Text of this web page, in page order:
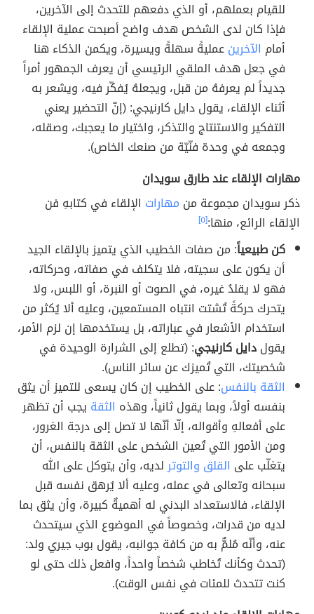
للقيام بعملهم، أو الذي دفعهم للتحدث إلى الآخرين،
فإذا كان لدى الشخص هدف واضح أصبحت عملية الإلقاء
أمام الآخرينعمليةً سهلةً ويسيرة، ويكمن الذكاء هنا
في جعل هدف الملقي الرئيسي أن يعرف الجمهور أمراً
جديداً لم يعرفهُ من قبل، ويجعلهُ يُفكّر فيه، ويشعر به
أثناء الإلقاء، يقول دايل كارنيجي: (إنّ التحضير يعني
التفكير والاستنتاج والتذكر، واختيار ما يعجبك، وصقله،
وجمعه في وحدة فنّيّة من صنعك الخاص).
مهارات الإلقاء عند طارق سويدان
ذكر سويدان مجموعة من مهارات الإلقاء في كتابهِ فن
الإلقاء الرائع، منها:[٥]
كن طبيعياً: من صفات الخطيب الذي يتميز بالإلقاء الجيد
أن يكون على سجيته، فلا يتكلف في صفاته، وحركاته،
فهو لا يقلدُ غيره، في الصوت أو النبرة، أو اللبس، ولا
يتحرك حركةً تُشتت انتباه المستمعين، وعليه ألا يُكثر من
استخدام الأشعار في عباراته، بل يستخدمها إن لزم الأمر،
يقولدايل كارنيجي: (تطلع إلى الشرارة الوحيدة في
شخصيتك، التي تُميزك عن سائر الناس).
الثقة بالنفس: على الخطيب إن كان يسعى للتميز أن يثق
بنفسه أولاً، وبما يقول ثانياً، وهذه الثقة يجب أن تظهر
على أفعالهِ وأقواله، إلّا أنّها لا تصل إلى درجة الغرور،
ومن الأمور التي تُعين الشخص على الثقة بالنفس، أن
يتغلّب على القلق والتوترلديه، وأن يتوكل على الله
سبحانه وتعالى في عمله، وعليه ألا يُرهق نفسه قبل
الإلقاء، فالاستعداد البدني له أهميةٌ كبيرة، وأن يثق بما
لديه من قدرات، وخصوصاً في الموضوع الذي سيتحدث
عنه، وأنّه مُلمٌّ به من كافة جوانبه، يقول بوب جيري ولد:
(تحدث وكأنك تُخاطب شخصاً واحداً، وافعل ذلك حتى لو
كنت تتحدث للمئات في نفس الوقت).